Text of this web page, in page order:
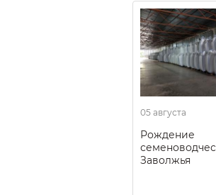
05 августа
Рождение
Заволжья